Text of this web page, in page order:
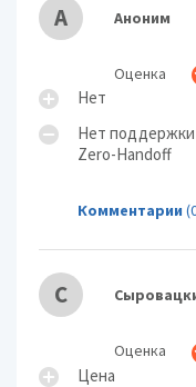
А Аноним
Оценка
Нет
Нет поддержки
Zero-Handoff
Комментарии
С
Оценка
Цена